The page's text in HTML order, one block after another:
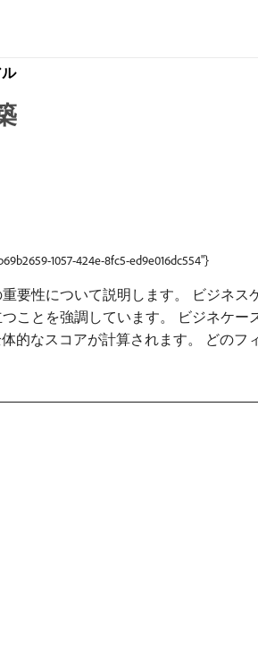
1057-424e-8fc5-ed9e016dc554"}
要性について説明します。 ビジネ
ことを強調しています。 ビジネ​ケ
的なスコアが計算されます。 ​どの